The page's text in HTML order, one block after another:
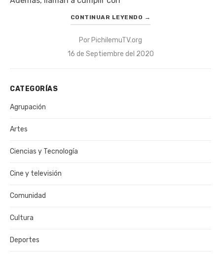
CONTINUAR LEYENDO →
Por PichilemuTV.org
Publicado
16 de Septiembre del 2020
CATEGORÍAS
Agrupación
Artes
Ciencias y Tecnología
Cine y televisión
Comunidad
Cultura
Deportes